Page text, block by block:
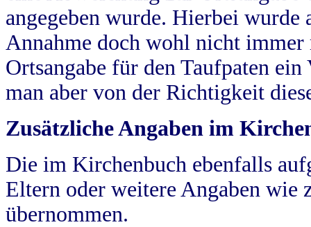
angegeben wurde. Hierbei wurde
Annahme doch wohl nicht
Ortsangabe für den Taufpaten
man aber von der Richtigkeit
Zusätzliche Angaben im
Die im Kirchenbuch ebenfalls
Eltern oder weitere Angaben wie
übernommen.